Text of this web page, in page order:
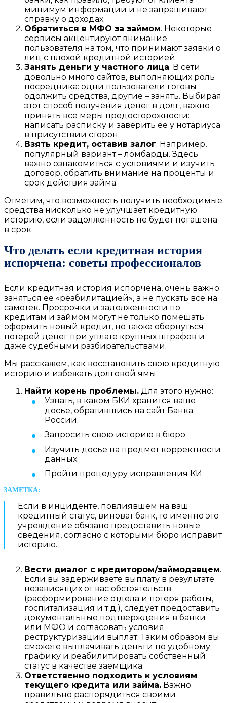
минимум информации и не запрашивают
справку о доходах.
Обратиться в МФО за займом. Некоторые
сервисы акцентируют внимание
пользователя на том, что принимают заявки о
лиц с плохой кредитной историей.
Занять деньги у частного лица. В сети
довольно много сайтов, выполняющих роль
посредника: одни пользователи готовы
одолжить средства, другие – занять. Выбирая
этот способ получения денег в долг, важно
принять все меры предосторожности:
написать расписку и заверить ее у нотариуса
в присутствии сторон.
Взять кредит, оставив залог. Например,
популярный вариант – ломбарды. Здесь
важно ознакомиться с условиями и изучить
договор, обратить внимание на проценты и
срок действия займа.
Отметим, что возможность получить необходимые
средства нисколько не улучшает кредитную
историю, если задолженность не будет погашена
в срок.
Что делать если кредитная история
испорчена: советы профессионалов
Если кредитная история испорчена, очень важно
заняться ее «реабилитацией», а не пускать все на
самотек. Просрочки и задолженности по
кредитам и займом могут не только помешать
оформить новый кредит, но также обернуться
потерей денег при уплате крупных штрафов и
даже судебными разбирательствами.
Мы расскажем, как восстановить свою кредитную
историю и избежать долговой ямы.
Найти корень проблемы. Для этого нужно:
Узнать, в каком БКИ хранится ваше
досье, обратившись на сайт Банка
России;
Запросить свою историю в бюро.
Изучить досье на предмет корректности
данных.
Пройти процедуру исправления КИ.
Если в инциденте, повлиявшем на ваш
кредитный статус, виноват банк, то именно это
учреждение обязано предоставить новые
сведения, согласно с которыми бюро исправит
историю.
Вести диалог с кредитором/займодавцем.
Если вы задерживаете выплату в результате
независящих от вас обстоятельств
(расформирование отдела и потеря работы,
госпитализация и т.д.), следует предоставить
документальные подтверждения в банки
или МФО и согласовать условия
реструктуризации выплат. Таким образом вы
сможете выплачивать деньги по удобному
графику и реабилитировать собственный
статус в качестве заемщика.
Ответственно подходить к условиям
текущего кредита или займа. Важно
правильно распорядиться своими